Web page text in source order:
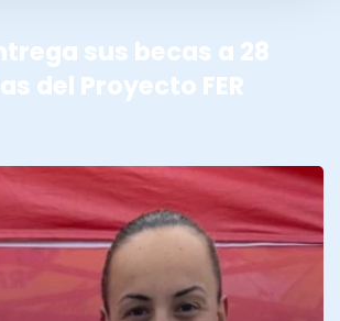
sus becas a 28
del Proyecto FER